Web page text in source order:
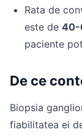
Rata de
este de 40-
paciente
De ce
Biopsia
fiabilitatea ei